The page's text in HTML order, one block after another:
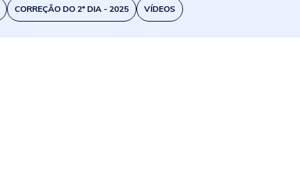
CORREÇÃO DO 2º DIA - 2025 VÍDEOS